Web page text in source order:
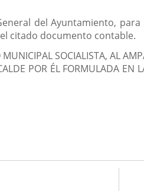
del Ayuntamiento, para
citado documento contable.
SOCIALISTA, AL
POR ÉL FORMULADA EN